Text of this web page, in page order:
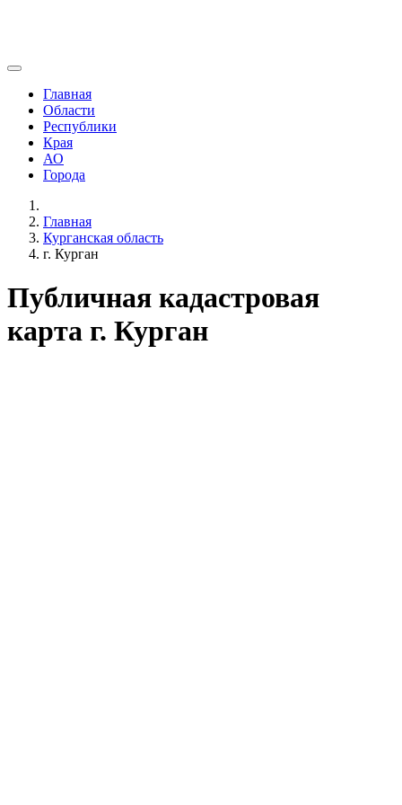
Главная
Области
Республики
Края
АО
Города
Главная
Курганская область
г. Курган
Публичная кадастровая
карта г. Курган